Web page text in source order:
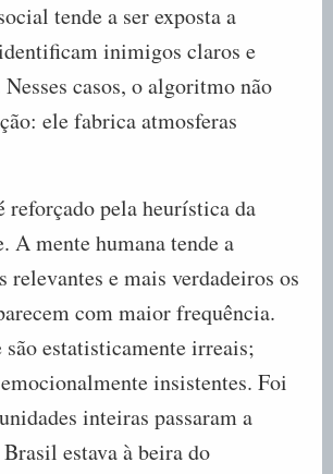
tende a ser exposta a
inimigos claros e
casos, o algoritmo não
ele fabrica atmosferas
reforçado pela heurística da
A mente humana tende a
relevantes e mais verdadeiros os
com maior frequência.
estatisticamente irreais;
insistentes. Foi
inteiras passaram a
estava à beira do